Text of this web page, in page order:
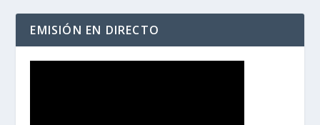
EMISIÓN EN DIRECTO